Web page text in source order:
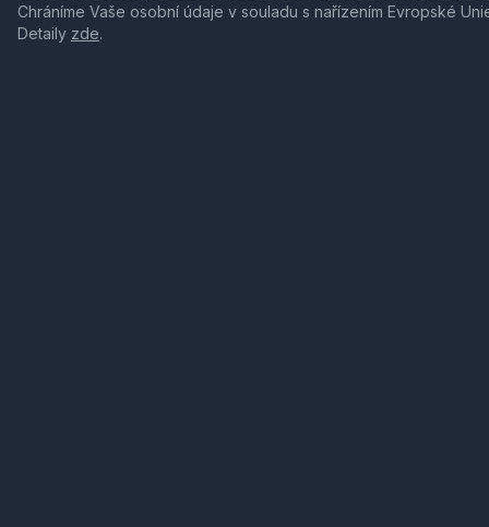
Chráníme Vaše osobní údaje v souladu s nařízením Evropské
Detaily zde.